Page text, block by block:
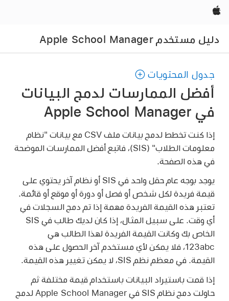
Apple‏
دليل مستخدم Apple School Manager
جدول المحتويات
أفضل الممارسات لدمج البيانات
في Apple School Manager
إذا كنت تخطط لدمج بيانات ملف CSV مع بيانات "نظام
معلومات الطلاب" (SIS)، فاتبع أفضل الممارسات الموضحة
في هذه الصفحة.
يوجد بوجه عام حقل واحد في SIS أو نظام آخر يحتوي على
قيمة فريدة لكل شخص أو فصل أو دورة أو موقع أو قائمة.
تعتبر هذه القيمة الفريدة مهمة إذا تم دمج السجلات في
أي وقت. على سبيل المثال، إذا كان لديك طالب في SIS
الخاص بك وكانت القيمة الفريدة لهذا الطالب هي
‎123abc، فلا يمكن لأي مستخدم آخر الحصول على هذه
القيمة. في معظم نظم SIS، لا يمكن تغيير هذه القيمة.
إذا قمت باستيراد البيانات باستخدام قيمة مختلفة ثم
حاولت دمج نظام SIS في Apple School Manager لدمج